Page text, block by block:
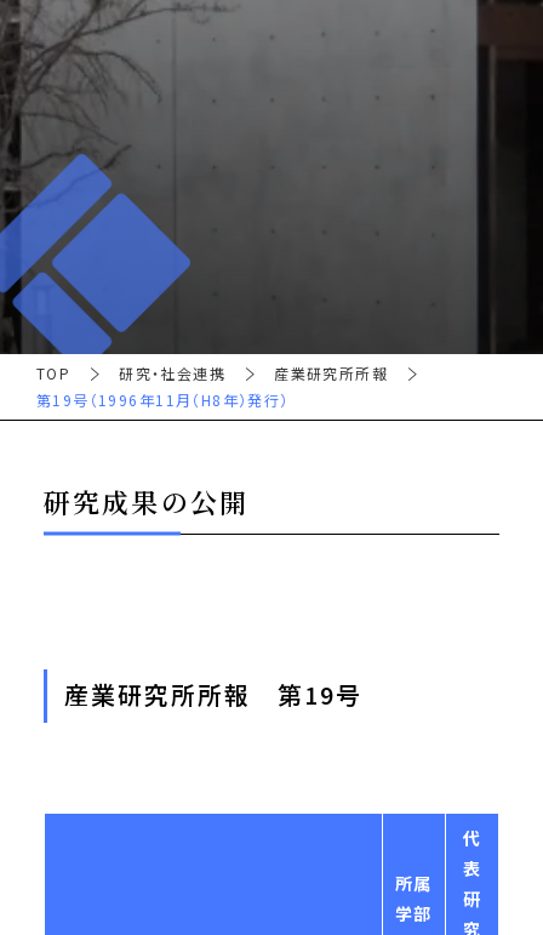
TOP 研究・社会連携
産業研究所所報
第19号（1996年11月（H8年）発行）
研究成果の公開
産業研究所所報 第19号
所属
学部
代
表
研
究